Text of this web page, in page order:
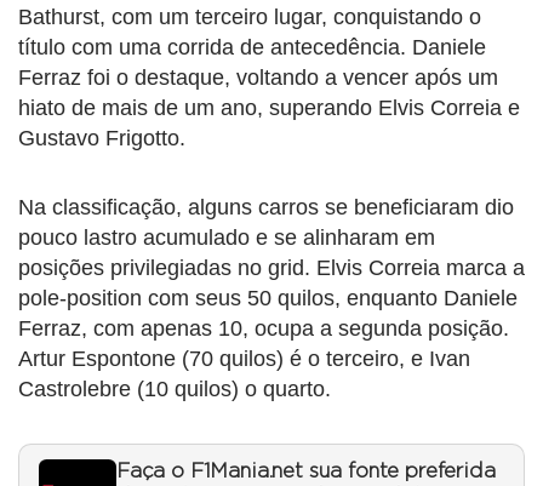
Bathurst, com um terceiro lugar, conquistando o
título com uma corrida de antecedência. Daniele
Ferraz foi o destaque, voltando a vencer após um
hiato de mais de um ano, superando Elvis Correia e
Gustavo Frigotto.
Na classificação, alguns carros se beneficiaram dio
pouco lastro acumulado e se alinharam em
posições privilegiadas no grid. Elvis Correia marca a
pole-position com seus 50 quilos, enquanto Daniele
Ferraz, com apenas 10, ocupa a segunda posição.
Artur Espontone (70 quilos) é o terceiro, e Ivan
Castrolebre (10 quilos) o quarto.
Faça o F1Mania.net sua fonte preferida